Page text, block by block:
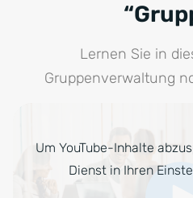
Lernen Sie in
Gruppenverwaltung
Um YouTube-Inhalte
Dienst in Ihren